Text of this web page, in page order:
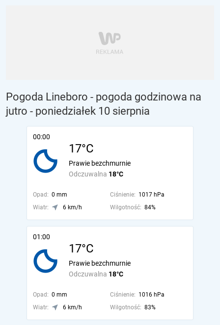
Pogoda Lineboro - pogoda godzinowa na
jutro - poniedziałek 10 sierpnia
00:00
17°C
Odczuwalna 18°C
Prawie bezchmurnie
Opad: 0 mm Ciśnienie: 1017 hPa
Wiatr:
6 km/h Wilgotność: 84%
01:00
17°C
Odczuwalna 18°C
Prawie bezchmurnie
Opad: 0 mm Ciśnienie: 1016 hPa
Wiatr:
6 km/h Wilgotność: 83%